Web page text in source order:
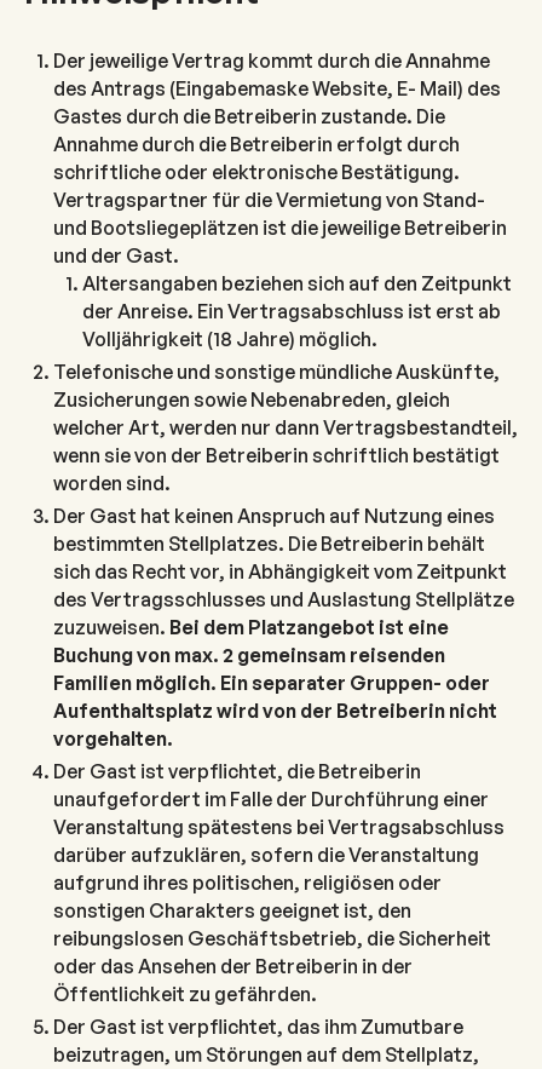
Der jeweilige Vertrag kommt durch die Annahme
des Antrags (Eingabemaske Website, E- Mail) des
Gastes durch die Betreiberin zustande. Die
Annahme durch die Betreiberin erfolgt durch
schriftliche oder elektronische Bestätigung.
Vertragspartner für die Vermietung von Stand-
und Bootsliegeplätzen ist die jeweilige Betreiberin
und der Gast.
Altersangaben beziehen sich auf den Zeitpunkt
der Anreise. Ein Vertragsabschluss ist erst ab
Volljährigkeit (18 Jahre) möglich.
Telefonische und sonstige mündliche Auskünfte,
Zusicherungen sowie Nebenabreden, gleich
welcher Art, werden nur dann Vertragsbestandteil,
wenn sie von der Betreiberin schriftlich bestätigt
worden sind.
Der Gast hat keinen Anspruch auf Nutzung eines
bestimmten Stellplatzes. Die Betreiberin behält
sich das Recht vor, in Abhängigkeit vom Zeitpunkt
des Vertragsschlusses und Auslastung Stellplätze
zuzuweisen. Bei dem Platzangebot ist eine
Buchung von max. 2 gemeinsam reisenden
Familien möglich. Ein separater Gruppen- oder
Aufenthaltsplatz wird von der Betreiberin nicht
vorgehalten.
Der Gast ist verpflichtet, die Betreiberin
unaufgefordert im Falle der Durchführung einer
Veranstaltung spätestens bei Vertragsabschluss
darüber aufzuklären, sofern die Veranstaltung
aufgrund ihres politischen, religiösen oder
sonstigen Charakters geeignet ist, den
reibungslosen Geschäftsbetrieb, die Sicherheit
oder das Ansehen der Betreiberin in der
Öffentlichkeit zu gefährden.
Der Gast ist verpflichtet, das ihm Zumutbare
beizutragen, um Störungen auf dem Stellplatz,